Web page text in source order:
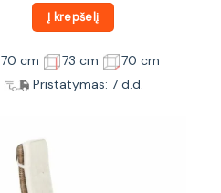
Į krepšelį
70 cm 73 cm
70 cm
Pristatymas: 7 d.d.